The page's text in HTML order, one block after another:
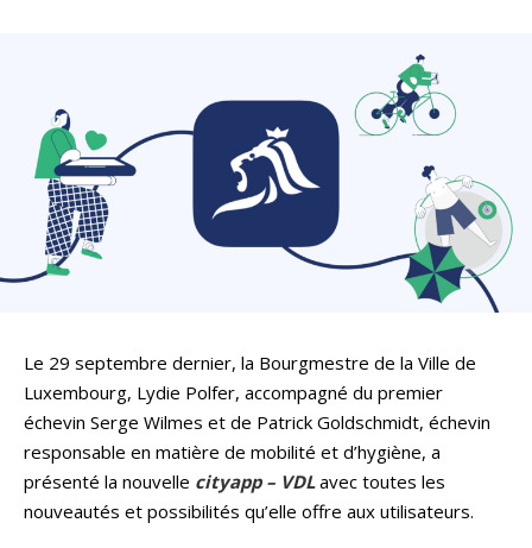
Le 29 septembre dernier, la Bourgmestre de la Ville de
Luxembourg, Lydie Polfer, accompagné du premier
échevin Serge Wilmes et de Patrick Goldschmidt, échevin
responsable en matière de mobilité et d’hygiène, a
présenté la nouvelle cityapp – VDLavec toutes les
nouveautés et possibilités qu’elle offre aux utilisateurs.